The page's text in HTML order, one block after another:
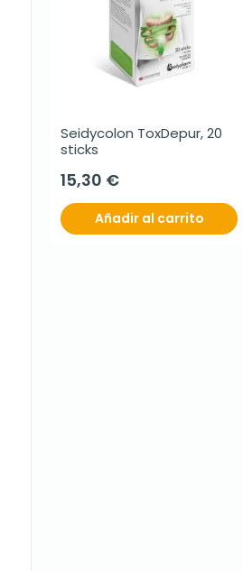
Seidycolon ToxDepur, 20
sticks
15,30 €
Añadir al carrito